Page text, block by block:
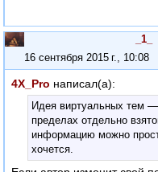
_1_
16 сентября 2015 г., 10:08
4X_Pro написал(а):
Идея виртуальных тем
пределах отдельно
информацию можно
хочется.